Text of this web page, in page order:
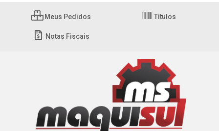
Meus Pedidos Títulos
Notas Fiscais